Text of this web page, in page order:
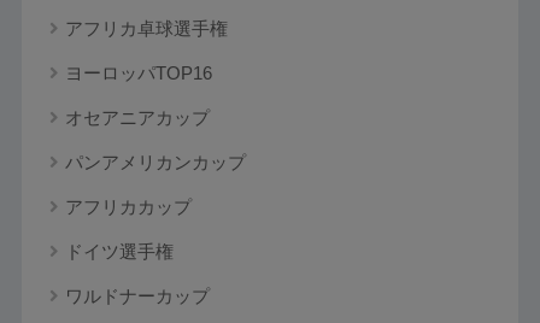
アフリカ卓球選手権
ヨーロッパTOP16
オセアニアカップ
パンアメリカンカップ
アフリカカップ
ドイツ選手権
ワルドナーカップ